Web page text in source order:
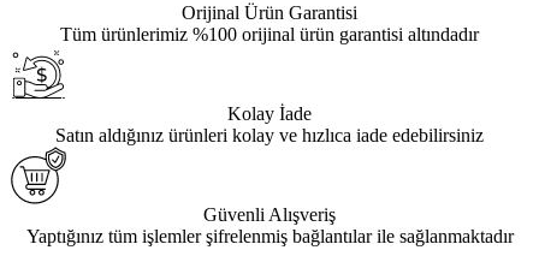
Orijinal Ürün Garantisi
Tüm ürünlerimiz %100 orijinal ürün garantisi altındadır
Kolay İade
Satın aldığınız ürünleri kolay ve hızlıca iade edebilirsiniz
Güvenli Alışveriş
Yaptığınız tüm işlemler şifrelenmiş bağlantılar ile sağlanmaktadır